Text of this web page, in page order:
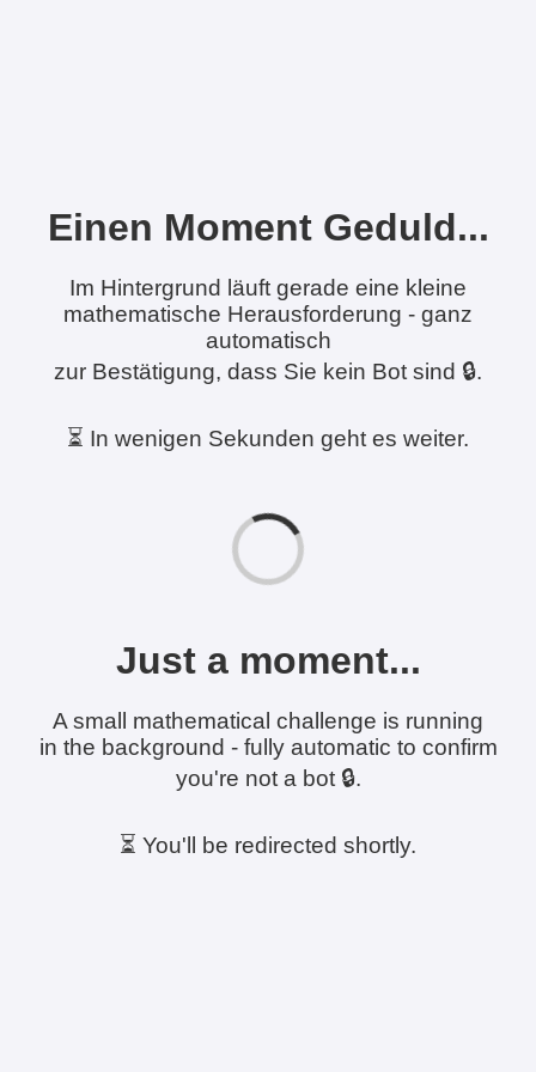
Einen Moment Geduld...
Im Hintergrund läuft gerade eine kleine
mathematische Herausforderung - ganz
automatisch
zur Bestätigung, dass Sie kein Bot sind 🔒.
⏳ In wenigen Sekunden geht es weiter.
Just a moment...
A small mathematical challenge is running
in the background - fully automatic to confirm
you're not a bot 🔒.
⏳ You'll be redirected shortly.